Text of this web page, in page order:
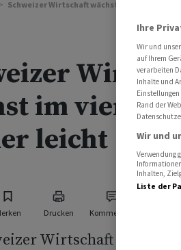
Schweizer Wirtschaft wächst im vierten
im vierten
leicht
Drucken Kommentare
Wirtschaft hat sich
Ihre
Wir und
auf Ihrem
verarbeiten
Inhalte und
Rand der
Wir und
Verwendung
Inhalten,
Liste der